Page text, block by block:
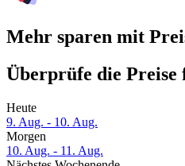
Mehr sparen mit
Überprüfe die Preise
Heute
9. Aug. - 10. Aug.
Morgen
10. Aug. - 11. Aug.